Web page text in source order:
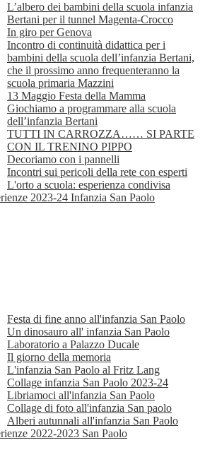
L’albero dei bambini della scuola infanzia
Bertani per il tunnel Magenta-Crocco
In giro per Genova
Incontro di continuità didattica per i
bambini della scuola dell’infanzia Bertani,
che il prossimo anno frequenteranno la
scuola primaria Mazzini
13 Maggio Festa della Mamma
Giochiamo a programmare alla scuola
dell’infanzia Bertani
TUTTI IN CARROZZA…… SI PARTE
CON IL TRENINO PIPPO
Decoriamo con i pannelli
Incontri sui pericoli della rete con esperti
L'orto a scuola: esperienza condivisa
2023-24 Infanzia San Paolo
Festa di fine anno all'infanzia San Paolo
Un dinosauro all' infanzia San Paolo
Laboratorio a Palazzo Ducale
Il giorno della memoria
L'infanzia San Paolo al Fritz Lang
Collage infanzia San Paolo 2023-24
Libriamoci all'infanzia San Paolo
Collage di foto all'infanzia San paolo
Alberi autunnali all'infanzia San Paolo
2022-2023 San Paolo